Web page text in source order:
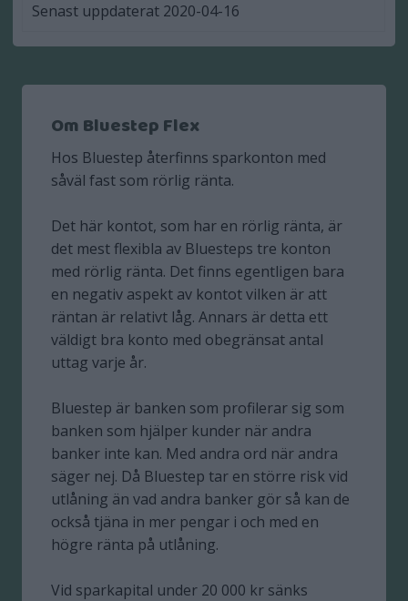
Senast uppdaterat 2020-04-16
Om Bluestep Flex
Hos Bluestep återfinns sparkonton med
såväl fast som rörlig ränta.
Det här kontot, som har en rörlig ränta, är
det mest flexibla av Bluesteps tre konton
med rörlig ränta. Det finns egentligen bara
en negativ aspekt av kontot vilken är att
räntan är relativt låg. Annars är detta ett
väldigt bra konto med obegränsat antal
uttag varje år.
Bluestep är banken som profilerar sig som
banken som hjälper kunder när andra
banker inte kan. Med andra ord när andra
säger nej. Då Bluestep tar en större risk vid
utlåning än vad andra banker gör så kan de
också tjäna in mer pengar i och med en
högre ränta på utlåning.
Vid sparkapital under 20 000 kr sänks